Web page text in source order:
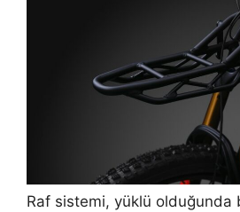
Raf sistemi, yüklü olduğunda